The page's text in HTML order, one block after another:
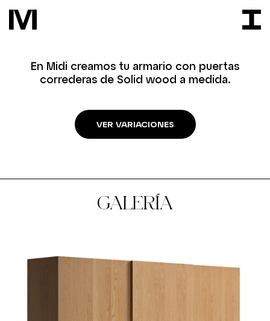
En Midi creamos tu armario con puertas
correderas de Solid wood a medida.
VER VARIACIONES
GALERÍA